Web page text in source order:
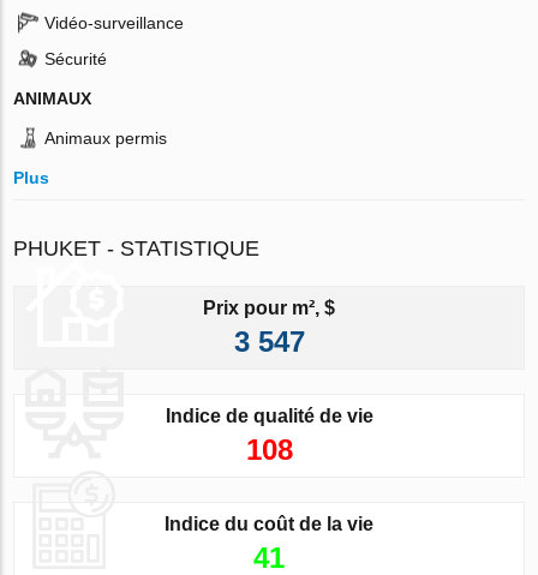
Vidéo-surveillance
Sécurité
ANIMAUX
Animaux permis
Plus
PHUKET - STATISTIQUE
Prix pour m², $
3 547
Indice de qualité de vie
108
Indice du coût de la vie
41